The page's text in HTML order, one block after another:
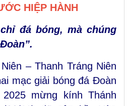
HIỆP HÀNH
đá bóng, mà chúng
– Thanh Tráng Niên
mạc giải bóng đá Đoàn
mừng kính Thánh